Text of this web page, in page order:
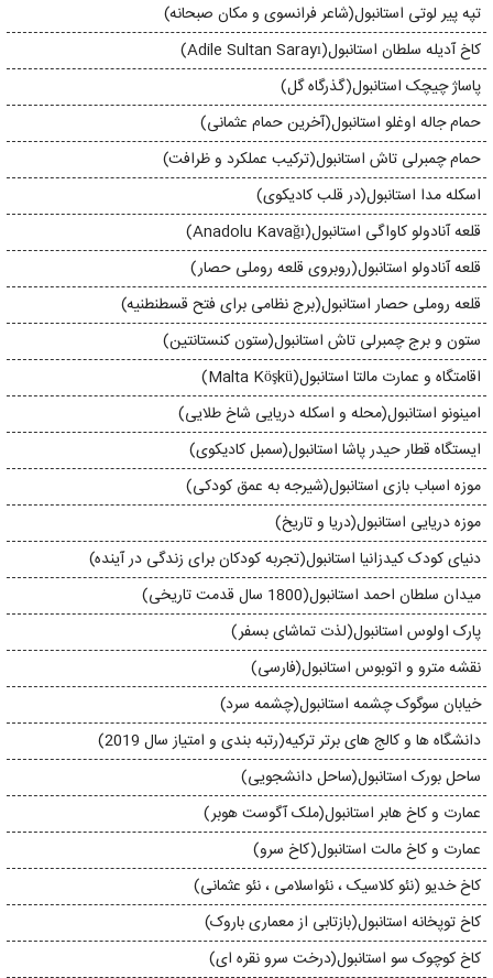
تپه پیر لوتی استانبول(شاعر فرانسوی و مکان صبحانه)
کاخ آدیله سلطان استانبول(Adile Sultan Sarayı)
پاساژ چیچک استانبول(گذرگاه گل)
حمام جاله اوغلو استانبول(آخرین حمام عثمانی)
حمام چمبرلی تاش استانبول(ترکیب عملکرد و ظرافت)
اسکله مدا استانبول(در قلب کادیکوی)
قلعه آنادولو کاواگی استانبول(Anadolu Kavağı)
قلعه آنادولو استانبول(روبروی قلعه روملی حصار)
قلعه روملی حصار استانبول(برج نظامی برای فتح قسطنطنیه)
ستون و برج چمبرلی تاش استانبول(ستون کنستانتین)
اقامتگاه و عمارت مالتا استانبول(Malta Köşkü)
امینونو استانبول(محله و اسکله دریایی شاخ طلایی)
ایستگاه قطار حیدر پاشا استانبول(سمبل كاديكوی)
موزه اسباب بازی استانبول(شیرجه به عمق کودکی)
موزه دریایی استانبول(دریا و تاریخ)
دنیای کودک کیدزانیا استانبول(تجربه کودکان برای زندگی در آینده)
میدان سلطان احمد استانبول(1800 سال قدمت تاریخی)
پارک اولوس استانبول(لذت تماشای بسفر)
نقشه مترو و اتوبوس استانبول(فارسی)
خیابان سوگوک چشمه استانبول(چشمه سرد)
دانشگاه ها و کالج های برتر ترکیه(رتبه بندی و امتیاز سال 2019)
ساحل بورک استانبول(ساحل دانشجویی)
عمارت و کاخ هابر استانبول(ملک آگوست هوبر)
عمارت و کاخ مالت استانبول(کاخ سرو)
کاخ خدیو (نئو کلاسیک ، نئواسلامی ، نئو عثمانی)
کاخ توپخانه استانبول(بازتابی از معماری باروک)
کاخ کوچوک سو استانبول(درخت سرو نقره ای)